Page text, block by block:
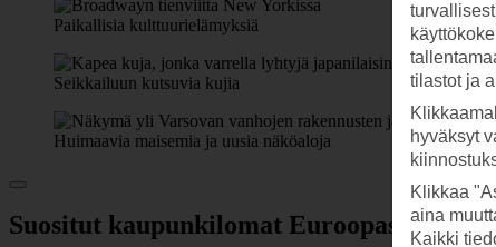
Paikallisia kulttuurielämyksiä
Seikkailuun kutsuvia kujia
Huimaavia maisemia ja uusia näköaloja
Suositut kaupunkilomat Euroopassa
tilastot ja
hyväksyt
Klikkaa
aina
Kaikki